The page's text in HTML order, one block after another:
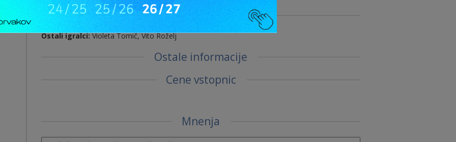
Ustvarjalci predstave
Ostali igralci:Violeta Tomič, Vito Roželj
Ostale informacije
Cene vstopnic
Mnenja